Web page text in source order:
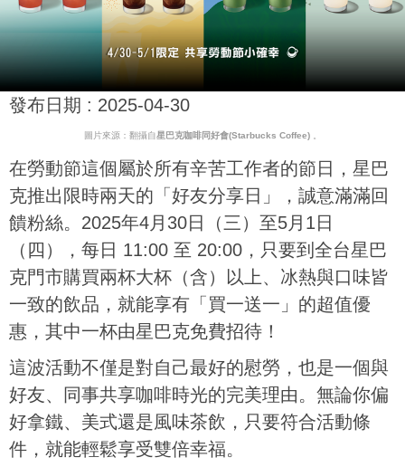
發布日期 : 2025-04-30
圖片來源：翻攝自星巴克咖啡同好會(Starbucks Coffee)。
在勞動節這個屬於所有辛苦工作者的節日，星巴
克推出限時兩天的「好友分享日」，誠意滿滿回
饋粉絲。2025年4月30日（三）至5月1日
（四），每日 11:00 至 20:00，只要到全台星巴
克門市購買兩杯大杯（含）以上、冰熱與口味皆
一致的飲品，就能享有「買一送一」的超值優
惠，其中一杯由星巴克免費招待！
這波活動不僅是對自己最好的慰勞，也是一個與
好友、同事共享咖啡時光的完美理由。無論你偏
好拿鐵、美式還是風味茶飲，只要符合活動條
件，就能輕鬆享受雙倍幸福。